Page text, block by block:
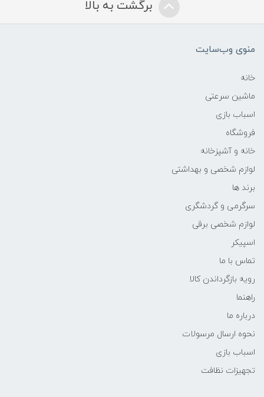
برگشت به بالا
منوی وب‌سایت
خانه
ماشین سرعتی
اسباب بازی
فروشگاه
خانه و آشپزخانه
لوازم شخصی و بهداشتی
برند ها
سرگرمی و گردشگری
لوازم شخصی برقی
اسپیکر
تماس با ما
رویه بازگرداندن کالا
راهنما
درباره ما
نحوه ارسال مرسولات
اسباب بازی
تجهیزات نظافت